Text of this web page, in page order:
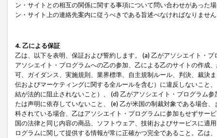
ン・サイトとの相互の関係に関する事項について問い合わせがあった
ン・サイト上の連絡先案内に従うべきである旨述べなければなりませ
4. 乙による保証
乙は、以下を表明、保証および誓約します。 (a) 乙がアソシエイト・
アソシエイト・プログラムへの乙の参加、乙による乙のサイトの作成
可、ガイダンス、実施規則、業界標準、自主規制ルール、判決、裁決
伝およびマーケティングに関する全ルールを含む）に違反しないこと
結が法的に阻止されないこと）、 (d) 乙がアソシエイト・プログラム
たは声明に依存していないこと、 (e) 乙が米国の制裁対象である場合
科されている場合、乙はアソシエイト・プログラムに参加もせずサー
国の法律と同じ内容の商品、ソフトウェア、技術およびサービスに適
ログラムに関して提供する情報が常に正確かつ完全であること。乙は